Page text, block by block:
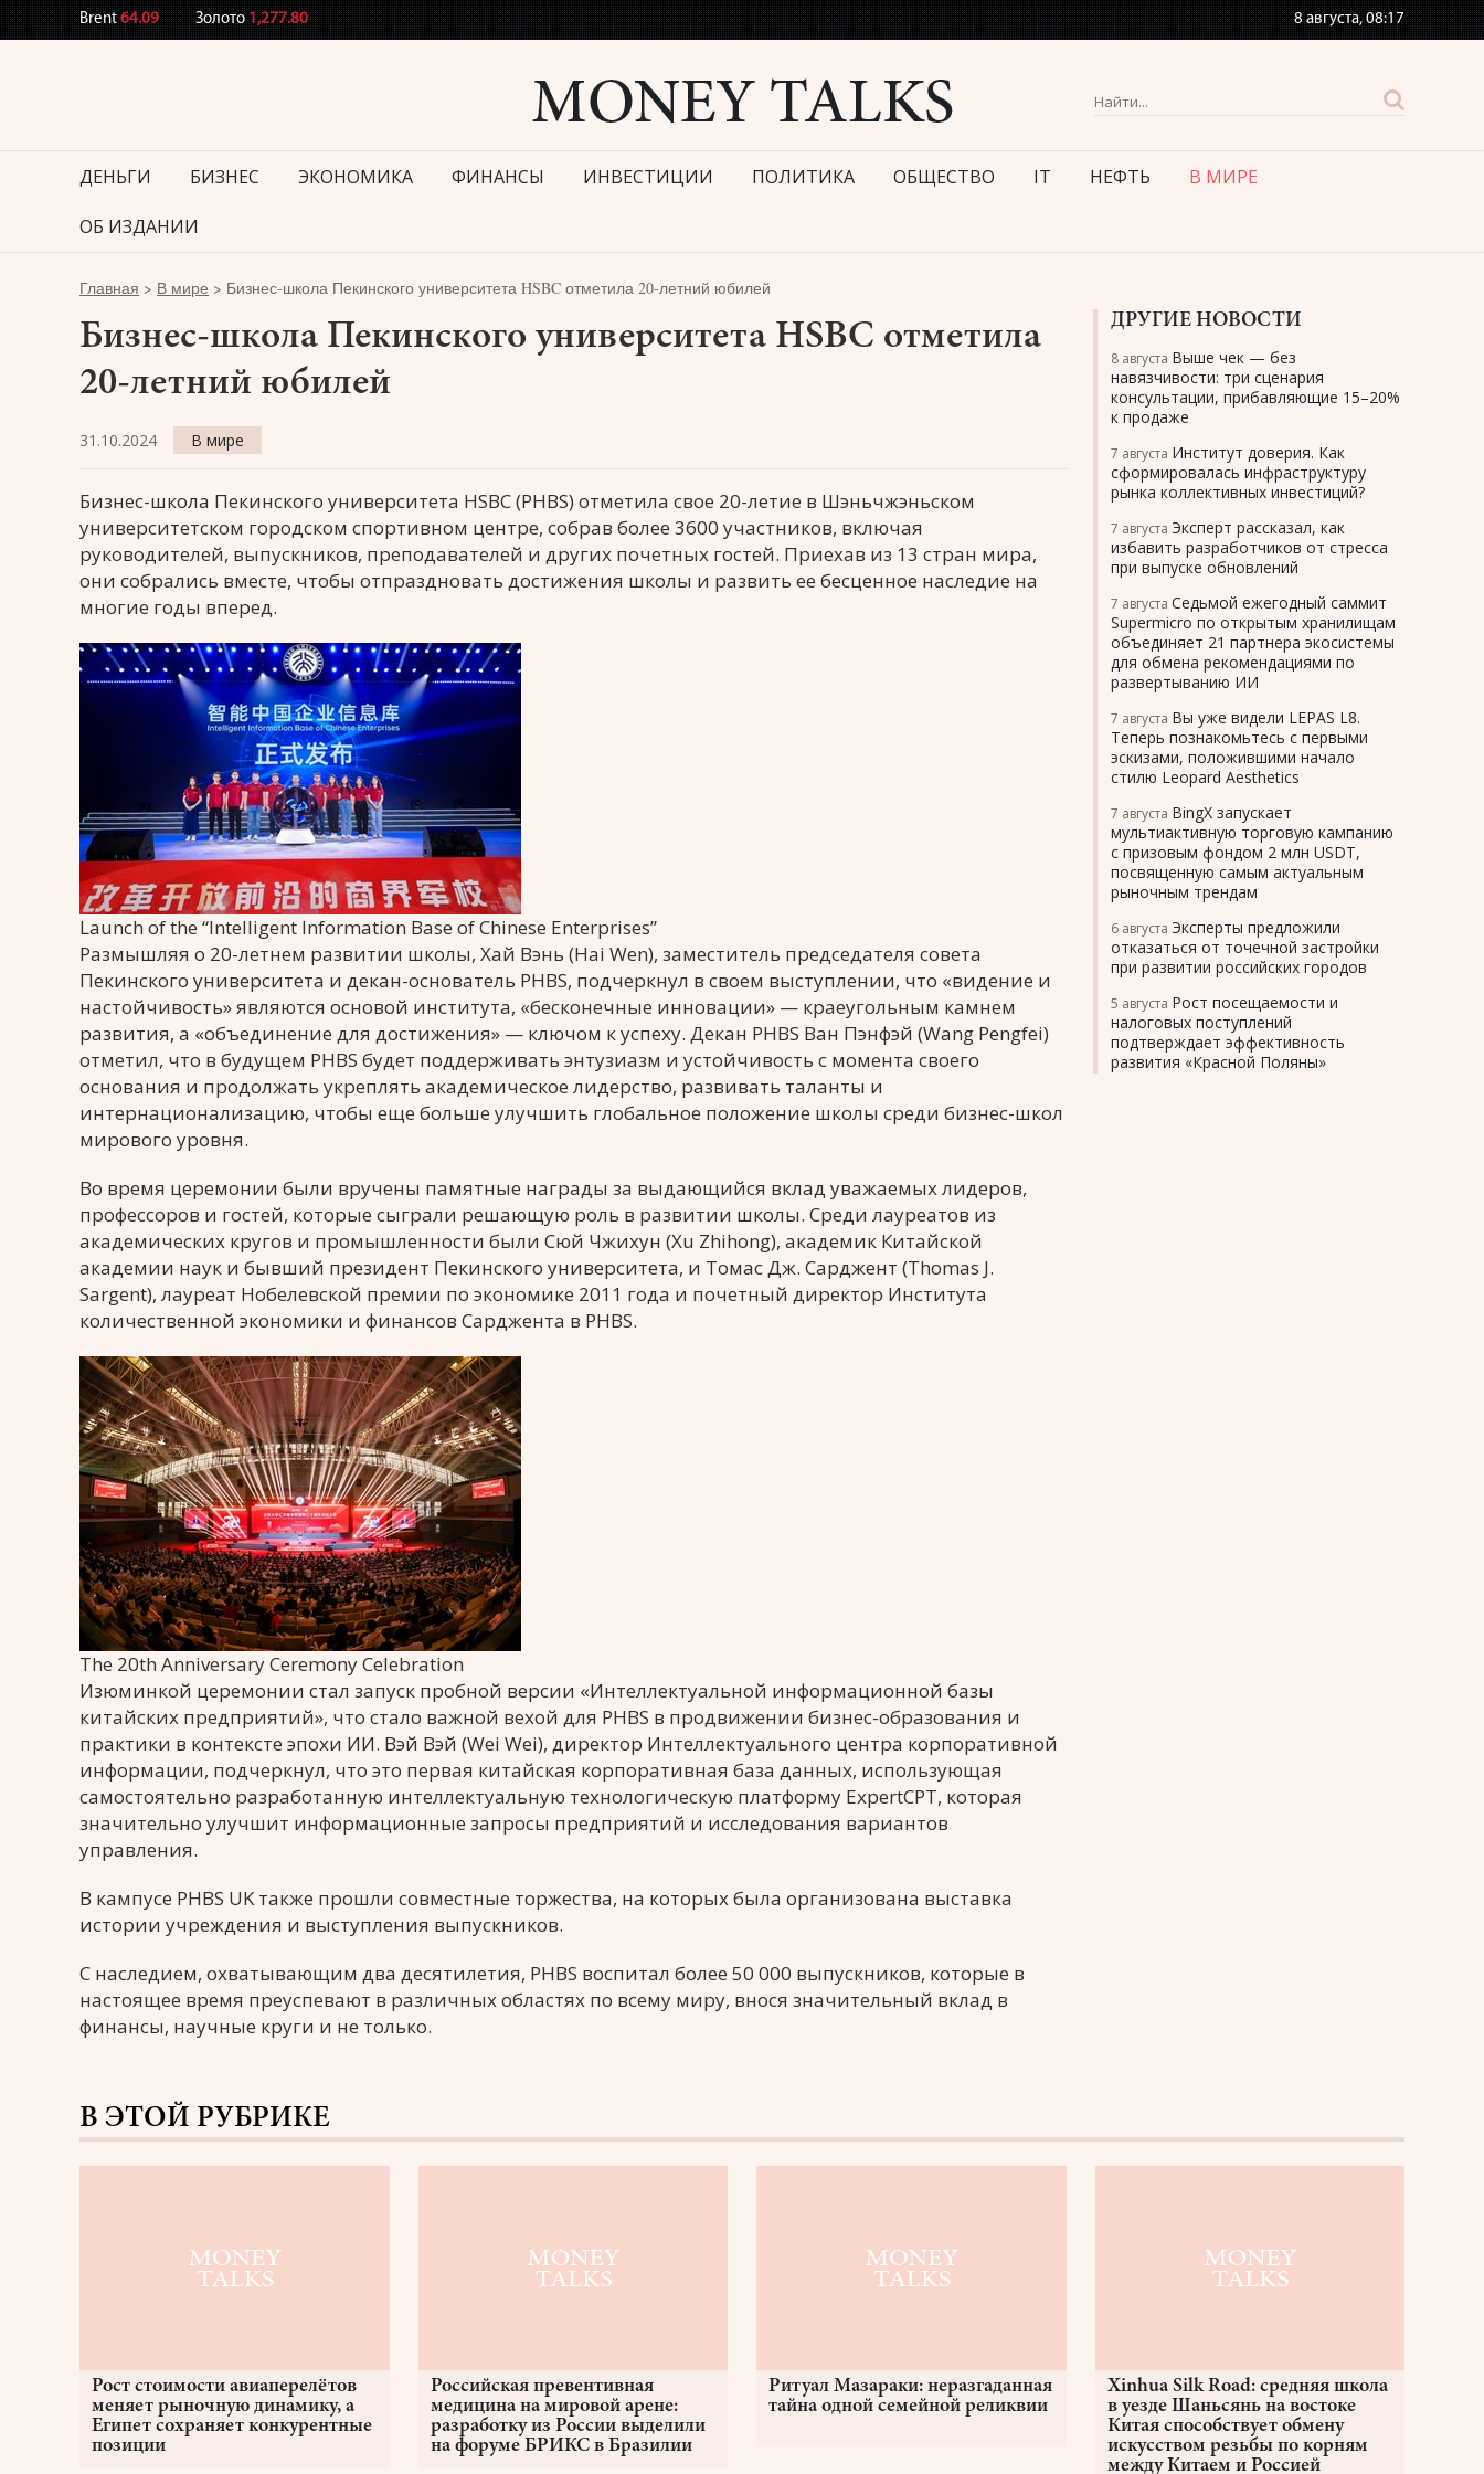
Brent64.09 Золото1,277.80 8 августа,08:17
ДЕНЬГИ БИЗНЕС ЭКОНОМИКА ФИНАНСЫ ИНВЕСТИЦИИ ПОЛИТИКА ОБЩЕСТВО IT НЕФТЬ В МИРЕ
ОБ ИЗДАНИИ
Главная > В мире > Бизнес-школа Пекинского университета HSBC отметила 20-летний юбилей
Бизнес-школа Пекинского университета HSBC отметила
20-летний юбилей
31.10.2024 В мире
Бизнес-школа Пекинского университета HSBC (PHBS) отметила свое 20-летие в Шэньчжэньском
университетском городском спортивном центре, собрав более 3600 участников, включая
руководителей, выпускников, преподавателей и других почетных гостей. Приехав из 13 стран мира,
они собрались вместе, чтобы отпраздновать достижения школы и развить ее бесценное наследие на
многие годы вперед.
Launch of the “Intelligent Information Base of Chinese Enterprises”
Размышляя о 20-летнем развитии школы, Хай Вэнь (Hai Wen), заместитель председателя совета
Пекинского университета и декан-основатель PHBS, подчеркнул в своем выступлении, что «видение и
настойчивость» являются основой института, «бесконечные инновации» — краеугольным камнем
развития, а «объединение для достижения» — ключом к успеху. Декан PHBS Ван Пэнфэй (Wang Pengfei)
отметил, что в будущем PHBS будет поддерживать энтузиазм и устойчивость с момента своего
основания и продолжать укреплять академическое лидерство, развивать таланты и
интернационализацию, чтобы еще больше улучшить глобальное положение школы среди бизнес-школ
мирового уровня.
Во время церемонии были вручены памятные награды за выдающийся вклад уважаемых лидеров,
профессоров и гостей, которые сыграли решающую роль в развитии школы. Среди лауреатов из
академических кругов и промышленности были Сюй Чжихун (Xu Zhihong), академик Китайской
академии наук и бывший президент Пекинского университета, и Томас Дж. Сарджент (Thomas J.
Sargent), лауреат Нобелевской премии по экономике 2011 года и почетный директор Института
количественной экономики и финансов Сарджента в PHBS.
The 20th Anniversary Ceremony Celebration
Изюминкой церемонии стал запуск пробной версии «Интеллектуальной информационной базы
китайских предприятий», что стало важной вехой для PHBS в продвижении бизнес-образования и
практики в контексте эпохи ИИ. Вэй Вэй (Wei Wei), директор Интеллектуального центра корпоративной
информации, подчеркнул, что это первая китайская корпоративная база данных, использующая
самостоятельно разработанную интеллектуальную технологическую платформу ExpertCPT, которая
значительно улучшит информационные запросы предприятий и исследования вариантов
управления.
В кампусе PHBS UK также прошли совместные торжества, на которых была организована выставка
истории учреждения и выступления выпускников.
С наследием, охватывающим два десятилетия, PHBS воспитал более 50 000 выпускников, которые в
настоящее время преуспевают в различных областях по всему миру, внося значительный вклад в
финансы, научные круги и не только.
ДРУГИЕ НОВОСТИ
8 августа Выше чек — без
навязчивости: три сценария
консультации, прибавляющие 15–20%
к продаже
7 августа Институт доверия. Как
сформировалась инфраструктуру
рынка коллективных инвестиций?
7 августа Эксперт рассказал, как
избавить разработчиков от стресса
при выпуске обновлений
7 августа Седьмой ежегодный саммит
Supermicro по открытым хранилищам
объединяет 21 партнера экосистемы
для обмена рекомендациями по
развертыванию ИИ
7 августа Вы уже видели LEPAS L8.
Теперь познакомьтесь с первыми
эскизами, положившими начало
стилю Leopard Aesthetics
7 августа BingX запускает
мультиактивную торговую кампанию
с призовым фондом 2 млн USDT,
посвященную самым актуальным
рыночным трендам
6 августа Эксперты предложили
отказаться от точечной застройки
при развитии российских городов
5 августа Рост посещаемости и
налоговых поступлений
подтверждает эффективность
развития «Красной Поляны»
В ЭТОЙ РУБРИКЕ
Рост стоимости авиаперелётов
меняет рыночную динамику, а
Египет сохраняет конкурентные
позиции
Российская превентивная
медицина на мировой арене:
разработку из России выделили
на форуме БРИКС в Бразилии
Ритуал Мазараки: неразгаданная
тайна одной семейной реликвии
Xinhua Silk Road: средняя школа
в уезде Шаньсянь на востоке
Китая способствует обмену
искусством резьбы по корням
между Китаем и Россией